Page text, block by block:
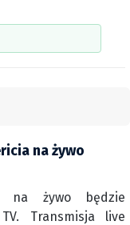
na żywo
na żywo będzie
Transmisja live